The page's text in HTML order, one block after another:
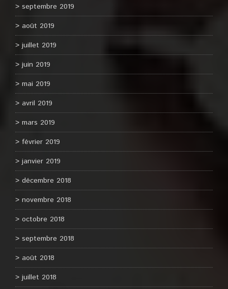
septembre 2019
août 2019
juillet 2019
juin 2019
mai 2019
avril 2019
mars 2019
février 2019
janvier 2019
décembre 2018
novembre 2018
octobre 2018
septembre 2018
août 2018
juillet 2018